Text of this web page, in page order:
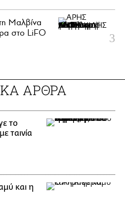
Μαλβίνα
στo LiFO
ΑΡΘΡΑ
το
ταινία
και η